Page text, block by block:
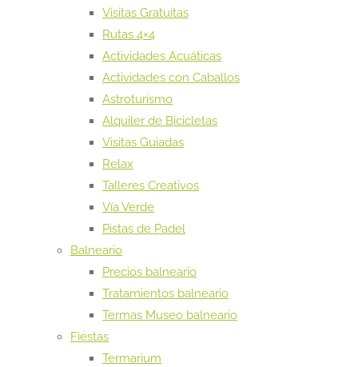
Visitas Gratuitas
Rutas 4×4
Actividades Acuáticas
Actividades con Caballos
Astroturismo
Alquiler de Bicicletas
Visitas Guiadas
Relax
Talleres Creativos
Vía Verde
Pistas de Padel
Balneario
Precios balneario
Tratamientos balneario
Termas Museo balneario
Fiestas
Termarium